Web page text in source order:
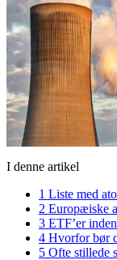
I denne artikel
1 Liste med
2 Europæiske
3 ETF’er
4 Hvorfor bør
5 Ofte stillede